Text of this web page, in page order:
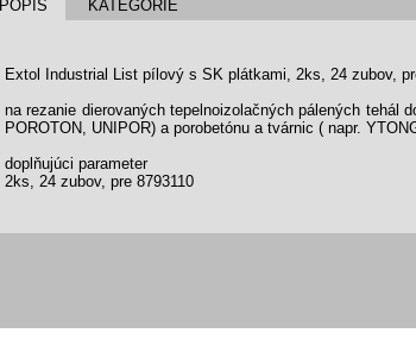
POPIS KATEGÓRIE
Extol Industrial List pílový s SK plátkami, 2ks, 24 zubov,
na rezanie dierovaných tepelnoizolačných pálených tehál
POROTON, UNIPOR) a porobetónu a tvárnic ( napr.
doplňujúci parameter
2ks, 24 zubov, pre 8793110